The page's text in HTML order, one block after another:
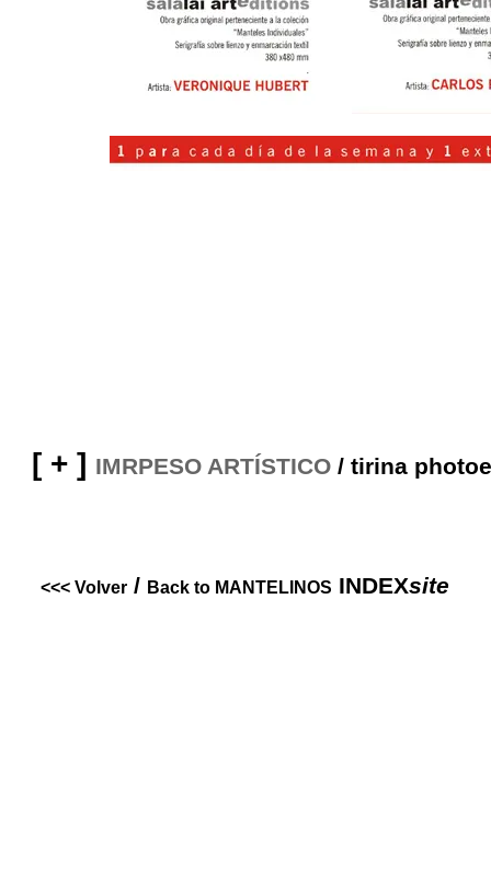
[ +] IMRPESO ARTÍSTICO/tirina
<<< Volver/ Back to MANTELINOS INDEXsite